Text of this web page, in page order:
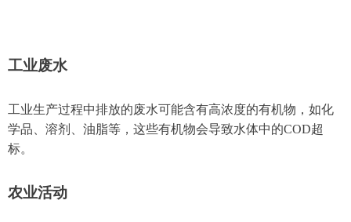
工业废水
工业生产过程中排放的废水可能含有高浓度的有机物，如化
学品、溶剂、油脂等，这些有机物会导致水体中的COD超
标。
农业活动